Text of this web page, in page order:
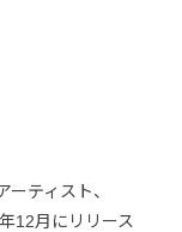
ティスト、
12月にリリース